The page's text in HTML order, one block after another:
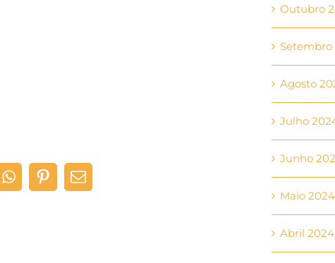
Outubro
Setembro
Agosto
Julho
Junho
Maio 2024
Abril 2024